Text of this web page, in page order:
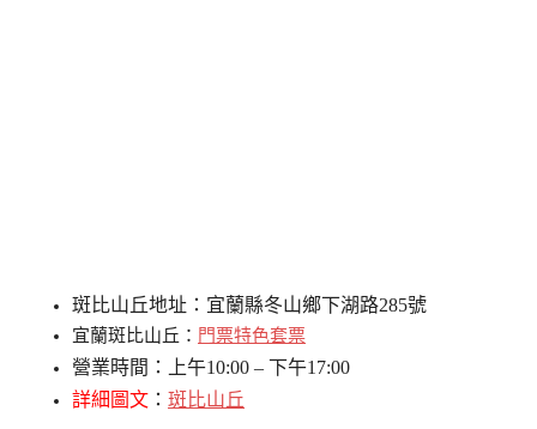
斑比山丘地址：宜蘭縣冬山鄉下湖路285號
宜蘭斑比山丘： 門票特色套票
營業時間：上午10:00 – 下午17:00
詳細圖文 ： 斑比山丘